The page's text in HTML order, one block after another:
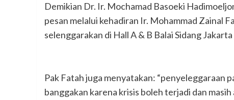
Demikian Dr. Ir. Mochamad Basoeki
pesan melalui kehadiran Ir. Mohammad Zainal
selenggarakan di Hall A & B Balai Sidang
Pak Fatah juga menyatakan: “penyeleggaraan
banggakan karena krisis boleh terjadi dan